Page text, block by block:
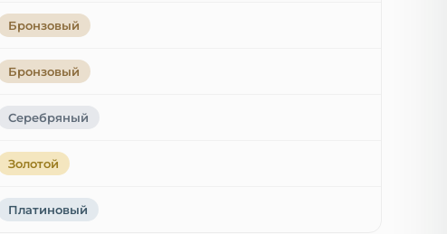
Бронзовый
Бронзовый
Серебряный
Золотой
Платиновый